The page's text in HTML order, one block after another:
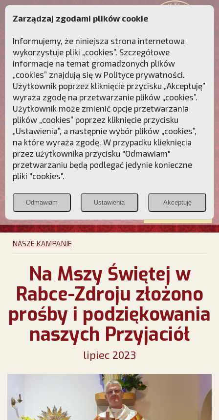
Przebudźmy sumienia Polaków!
Polonia
Christiana
PCh24.pl
Przymierze
POZNAJ APOSTOLAT FATIMY WESPRZYJ
NAS
NASZE KAMPANIE
Na Mszy Świętej w
Rabce-Zdroju złożono
prośby i podziękowania
naszych Przyjaciół
lipiec 2023
Zarządzaj zgodami plików cookie
Informujemy, że niniejsza strona internetowa
wykorzystuje pliki „cookies”. Szczegółowe
informacje na temat gromadzonych plików
„cookies” znajdują się w Polityce prywatności.
Użytkownik poprzez kliknięcie przycisku „Akceptuję”
wyraża zgodę na przetwarzanie plików „cookies”.
Użytkownik może zmienić opcje przetwarzania
plików „cookies” poprzez kliknięcie przycisku
„Ustawienia”, a następnie wybór plików „cookies”,
na które wyraża zgodę. W przypadku klieknięcia
przez użytkownika przycisku "Odmawiam"
przetwarzaniu będą podlegać jedynie konieczne
pliki "cookies".
Odmawiam Ustawienia Akceptuję